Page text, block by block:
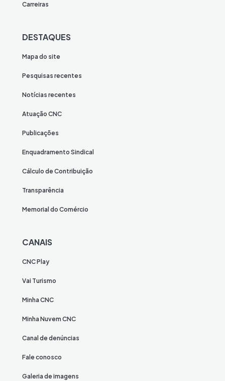
Carreiras
DESTAQUES
Mapa do site
Pesquisas recentes
Notícias recentes
Atuação CNC
Publicações
Enquadramento Sindical
Cálculo de Contribuição
Transparência
Memorial do Comércio
CANAIS
CNC Play
Vai Turismo
Minha CNC
Minha Nuvem CNC
Canal de denúncias
Fale conosco
Galeria de imagens